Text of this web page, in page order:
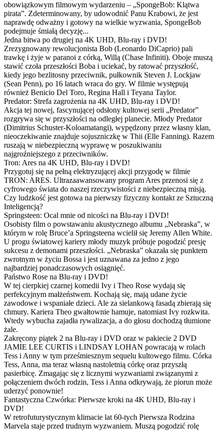
obowiązkowym filmowym wydarzeniu – „SpongeBob: Klątwa
pirata”. Zdeterminowany, by udowodnić Panu Krabowi, że jest
naprawdę odważny i gotowy na wielkie wyzwania, SpongeBob
podejmuje śmiałą decyzję...
Jedna bitwa po drugiej na 4K UHD, Blu-ray i DVD!
Zrezygnowany rewolucjonista Bob (Leonardo DiCaprio) pali
trawkę i żyje w paranoi z córką, Willą (Chase Infiniti). Oboje muszą
stawić czoła przeszłości Boba i uciekać, by ratować przyszłość,
kiedy jego bezlitosny przeciwnik, pułkownik Steven J. Lockjaw
(Sean Penn), po 16 latach wraca do gry. W filmie występują
również Benicio Del Toro, Regina Hall i Teyana Taylor.
Predator: Strefa zagrożenia na 4K UHD, Blu-ray i DVD!
Akcja tej nowej, fascynującej odsłony kultowej serii „Predator”
rozgrywa się w przyszłości na odległej planecie. Młody Predator
(Dimitrius Schuster-Koloamatangi), wypędzony przez własny klan,
nieoczekiwanie znajduje sojuszniczkę w Thii (Elle Fanning). Razem
ruszają w niebezpieczną wyprawę w poszukiwaniu
najgroźniejszego z przeciwników.
Tron: Ares na 4K UHD, Blu-ray i DVD!
Przygotuj się na pełną elektryzującej akcji przygodę w filmie
TRON: ARES. Ultrazaawansowany program Ares przenosi się z
cyfrowego świata do naszej rzeczywistości z niebezpieczną misją.
Czy ludzkość jest gotowa na pierwszy fizyczny kontakt ze Sztuczną
Inteligencją?
Springsteen: Ocal mnie od nicości na Blu-ray i DVD!
Osobisty film o powstawaniu akustycznego albumu „Nebraska”, w
którym w rolę Bruce’a Springsteena wcielił się Jeremy Allen White.
U progu światowej kariery młody muzyk próbuje pogodzić presję
sukcesu z demonami przeszłości. „Nebraska” okazała się punktem
zwrotnym w życiu Bossa i jest uznawana za jedno z jego
najbardziej ponadczasowych osiągnięć.
Państwo Rose na Blu-ray i DVD!
W tej cierpkiej czarnej komedii Ivy i Theo Rose wydają się
perfekcyjnym małżeństwem. Kochają się, mają udane życie
zawodowe i wspaniałe dzieci. Ale za sielankową fasadą zbierają się
chmury. Kariera Theo gwałtownie hamuje, natomiast Ivy rozkwita.
Wtedy wybucha zajadła rywalizacja, a do głosu dochodzą tłumione
żale.
Zakręcony piątek 2 na Blu-ray i DVD oraz w pakiecie 2 DVD
JAMIE LEE CURTIS i LINDSAY LOHAN powracają w rolach
Tess i Anny w tym prześmiesznym sequelu kultowego filmu. Córka
Tess, Anna, ma teraz własną nastoletnią córkę oraz przyszłą
pasierbicę. Zmagając się z licznymi wyzwaniami związanymi z
połączeniem dwóch rodzin, Tess i Anna odkrywają, że piorun może
uderzyć ponownie!
Fantastyczna Czwórka: Pierwsze kroki na 4K UHD, Blu-ray i
DVD!
W retrofuturystycznym klimacie lat 60-tych Pierwsza Rodzina
Marvela staje przed trudnym wyzwaniem. Muszą pogodzić rolę